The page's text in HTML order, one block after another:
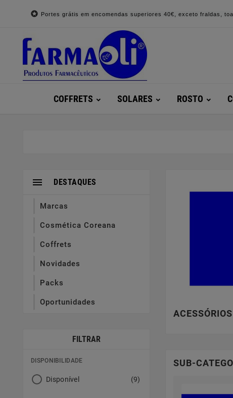
 Portes grátis em encomendas superiores 40€, exceto fraldas,
COFFRETS SOLARES ROSTO
DESTAQUES

Marcas
Cosmética Coreana
Coffrets
Novidades
Packs
Oportunidades
FILTRAR
DISPONIBILIDADE
Disponível (9)
ACESSÓRIOS
SUB-